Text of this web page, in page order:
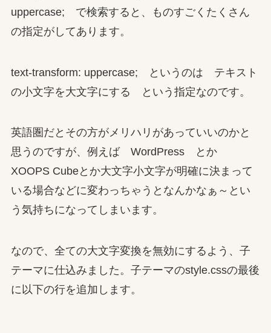
uppercase; で検索すると、ものすごくたくさん
の指定がしてあります。
text-transform: uppercase; というのは テキスト
の小文字を大文字にする という指定なのです。
英語圏だとその方がメリハリがあっていいのかと
思うのですが、例えば WordPress とか
XOOPS Cubeとか大文字小文字が明確に決まって
いる場合などに変わっちゃうとなんかなぁ～とい
う気持ちになってしまいます。
なので、全ての大文字変換を無効にするよう、子
テーマに仕込みました。子テーマのstyle.cssの最後
に以下の行を追加します。